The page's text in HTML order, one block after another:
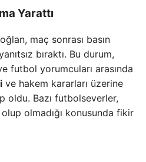
Yarattı
maç sonrası basın
bıraktı. Bu durum,
futbol yorumcuları arasında
ve hakem kararları üzerine
oldu. Bazı futbolseverler,
olmadığı konusunda fikir